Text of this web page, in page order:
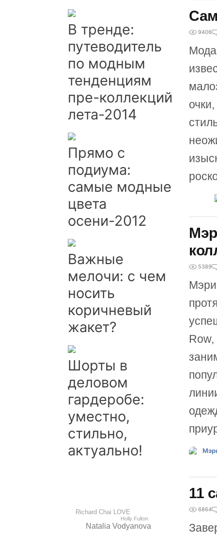
В тренде:
путеводитель
по модным
тенденциям
пре-коллекций
лета-2014
Прямо с
подиума:
самые модные
цвета
осени-2012
Важные
мелочи: с чем
носить
коричневый
жакет?
Шорты в
деловом
гардеробе:
уместно,
стильно,
актуально!
Natalia Vodyanova
Richard Chai LOVE
Holly Fulton
9406
Мода
5389
11
6864